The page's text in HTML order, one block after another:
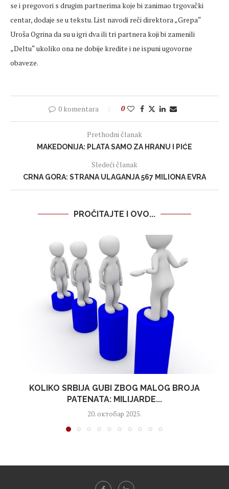
se i pregovori s drugim partnerima koje bi zanimao trgovački
centar, dodaje se u tekstu. List navodi reči direktora „Grepa“
Uroša Ogrina da su u igri dva ili tri partnera koji bi zamenili
„Deltu“ ukoliko ona ne dobije kredite i ne ispuni ugovorne
obaveze.
0 komentara 0
Prethodni članak
MAKEDONIJA: PLATA SAMO ZA HRANU I PIĆE
Sledeći članak
CRNA GORA: STRANA ULAGANJA 567 MILIONA EVRA
PROČITAJTE I OVO...
KOLIKO SRBIJA GUBI ZBOG MALOG BROJA
PATENATA: MILIJARDE...
20. октобар 2025.